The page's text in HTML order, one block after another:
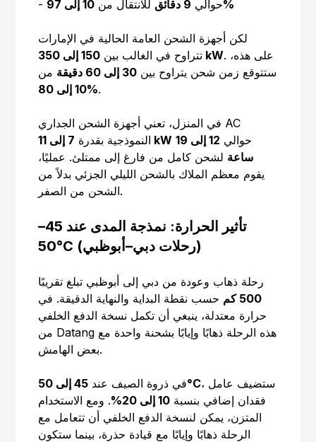
- حوالي 9 دقائق للانتقال من 10 إلى 97%
لكن أجهزة الشحن العامة الحالية في الإمارات
تتراوح في الغالب بين 150 إلى 350 kW. على هذه،
ستتوقع زمن شحن يتراوح بين 30 إلى 60 دقيقة
من
10 إلى 80%.
في المنزل، تعني أجهزة الشحن الجداري AC
النموذجية بقدرة 7 إلى 11 kW حوالي
12 إلى 19
ساعة لشحن كامل من فارغ إلى ممتلئ. عمليًا،
يقوم معظم الملاك بالشحن الليلي الجزئي بدلاً من
الشحن من الصفر.
تأثير الحرارة: نمذجة المدى عند 45–
50°C (رحلات دبي–أبوظبي)
رحلة ذهاب وعودة من دبي إلى أبوظبي تبلغ تقريبًا
500 كم
حسب نقطة البداية والنهاية الدقيقة. في
حرارة معتدلة، ينبغي أن تكمل نسخة الدفع الخلفي
من Datang هذه الرحلة ذهابًا وإيابًا بشحنة واحدة مع
بعض الهامش.
في ذروة الصيف عند45 إلى 50°C، ستضيف عامل
فقدان إضافي بنسبة 10 إلى 20%
. ومع الاستخدام
المتزن، يمكن لنسخة الدفع الخلفي أن تتعامل مع
الرحلة ذهابًا وإيابًا مع قيادة حذرة، بينما ستكون